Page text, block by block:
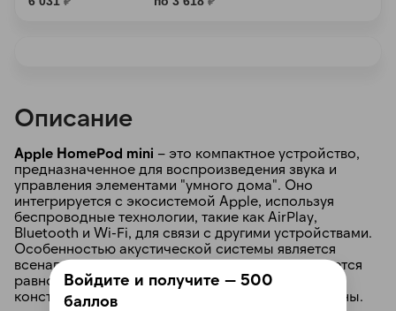
Описание
Apple HomePod mini – это компактное устройство,
предназначенное для воспроизведения звука и
управления элементами "умного дома". Оно
интегрируется с экосистемой Apple, используя
беспроводные технологии, такие как AirPlay,
Bluetooth и Wi-Fi, для связи с другими устройствами.
Особенностью акустической системы является
всенаправленное звучание: звук распространяется
равномерно во всех направлениях благодаря
конструкции, направляющей звук вниз и в стороны.
Войдите и получите — 500
баллов